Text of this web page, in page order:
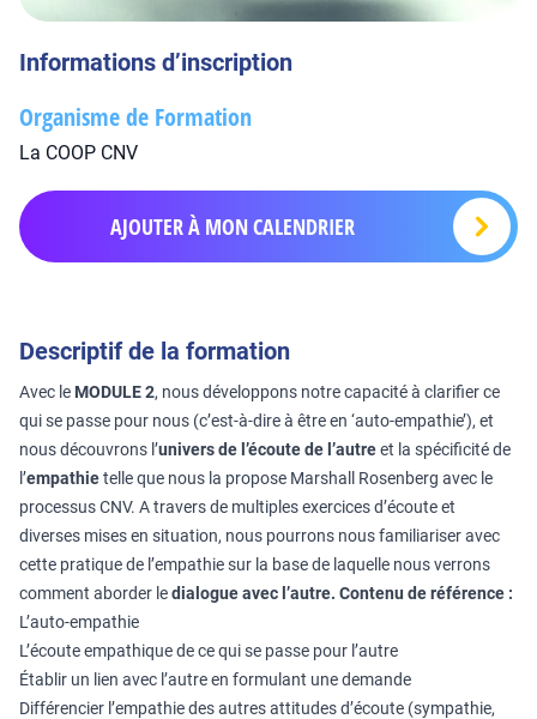
Informations d’inscription
Organisme de Formation
La COOP CNV
AJOUTER À MON CALENDRIER
Descriptif de la formation
Avec le MODULE 2, nous développons notre capacité à clarifier ce
qui se passe pour nous (c’est-à-dire à être en ‘auto-empathie’), et
nous découvrons l’univers de l’écoute de l’autreet la spécificité de
l’empathietelle que nous la propose Marshall Rosenberg avec le
processus CNV. A travers de multiples exercices d’écoute et
diverses mises en situation, nous pourrons nous familiariser avec
cette pratique de l’empathie sur la base de laquelle nous verrons
comment aborder ledialogue avec l’autre. Contenu de référence :
L’auto-empathie
L’écoute empathique de ce qui se passe pour l’autre
Établir un lien avec l’autre en formulant une demande
Différencier l’empathie des autres attitudes d’écoute (sympathie,